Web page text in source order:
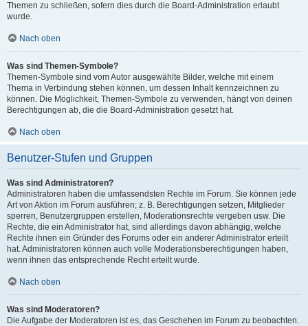
Themen zu schließen, sofern dies durch die Board-Administration erlaubt
wurde.
Nach oben
Was sind Themen-Symbole?
Themen-Symbole sind vom Autor ausgewählte Bilder, welche mit einem
Thema in Verbindung stehen können, um dessen Inhalt kennzeichnen zu
können. Die Möglichkeit, Themen-Symbole zu verwenden, hängt von deinen
Berechtigungen ab, die die Board-Administration gesetzt hat.
Nach oben
Benutzer-Stufen und Gruppen
Was sind Administratoren?
Administratoren haben die umfassendsten Rechte im Forum. Sie können jede
Art von Aktion im Forum ausführen; z. B. Berechtigungen setzen, Mitglieder
sperren, Benutzergruppen erstellen, Moderationsrechte vergeben usw. Die
Rechte, die ein Administrator hat, sind allerdings davon abhängig, welche
Rechte ihnen ein Gründer des Forums oder ein anderer Administrator erteilt
hat. Administratoren können auch volle Moderationsberechtigungen haben,
wenn ihnen das entsprechende Recht erteilt wurde.
Nach oben
Was sind Moderatoren?
Die Aufgabe der Moderatoren ist es, das Geschehen im Forum zu beobachten.